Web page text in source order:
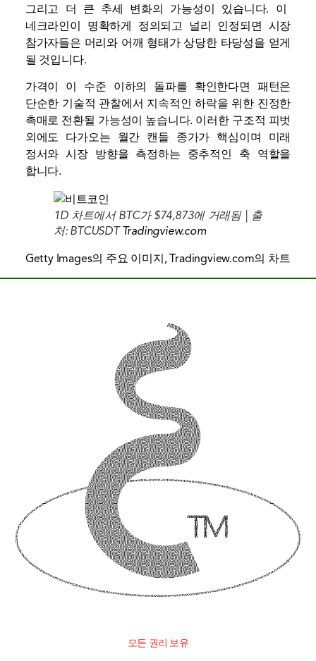
그리고 더 큰 추세 변화의 가능성이 있습니다. 이
네크라인이 명확하게 정의되고 널리 인정되면 시장
참가자들은 머리와 어깨 형태가 상당한 타당성을 얻게
될 것입니다.
가격이 이 수준 이하의 돌파를 확인한다면 패턴은
단순한 기술적 관찰에서 지속적인 하락을 위한 진정한
촉매로 전환될 가능성이 높습니다. 이러한 구조적 피벗
외에도 다가오는 월간 캔들 종가가 핵심이며 미래
정서와 시장 방향을 측정하는 중추적인 축 역할을
합니다.
1D 차트에서 BTC가 $74,873에 거래됨 | 출
처: BTCUSDTTradingview.com
Getty Images의 주요 이미지, Tradingview.com의 차트
모든 권리 보유